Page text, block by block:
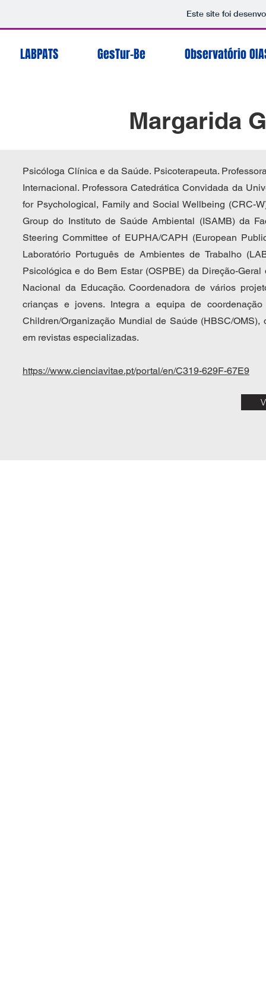
Este site foi
LABPATS GesTur-Be Observatório
Margarida
Psicóloga Clínica e da Saúde. Psicoterapeuta.
Internacional. Professora Catedrática Convidada da
for Psychological, Family and Social Wellbeing (CRC-
Group do Instituto de Saúde Ambiental (ISAMB) da
Steering Committee of EUPHA/CAPH (European
Laboratório Português de Ambientes de Trabalho
Psicológica e do Bem Estar (OSPBE) da Direção-
Nacional da Educação. Coordenadora de vários
crianças e jovens. Integra a equipa de
Children/Organização Mundial de Saúde (HBSC/
em revistas especializadas.
https://www.cienciavitae.pt/portal/en/C319-629F-67E9